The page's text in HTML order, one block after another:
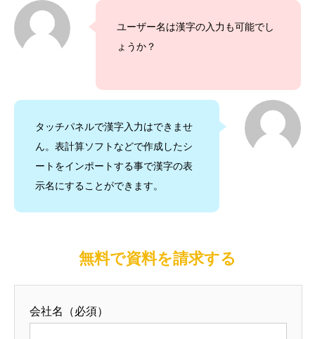
ユーザー名は漢字の入力も可能でし
ょうか？
タッチパネルで漢字入力はできませ
ん。表計算ソフトなどで作成したシ
ートをインポートする事で漢字の表
示名にすることができます。
無料で資料を請求する
会社名（必須）